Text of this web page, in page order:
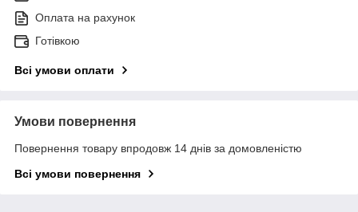
Оплата на рахунок
Готівкою
Всі умови оплати
Умови повернення
Повернення товару впродовж 14 днів за домовленістю
Всі умови повернення